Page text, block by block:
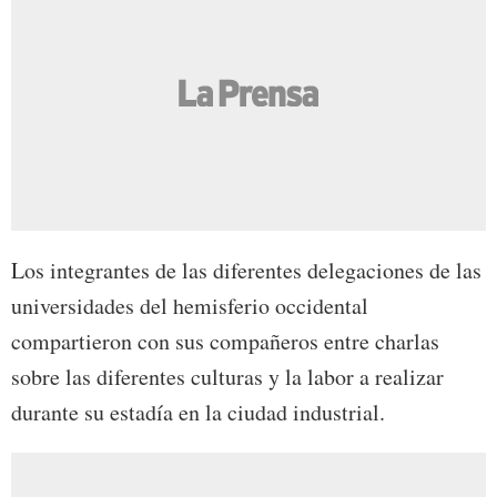
Los integrantes de las diferentes delegaciones de las
universidades del hemisferio occidental
compartieron con sus compañeros entre charlas
sobre las diferentes culturas y la labor a realizar
durante su estadía en la ciudad industrial.